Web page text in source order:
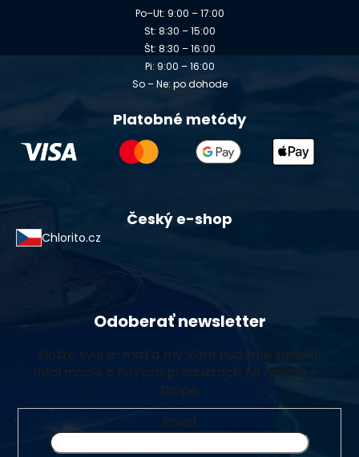
Po–Ut: 9:00 – 17:00
St: 8:30 – 15:00
Št: 8:30 – 16:00
Pi: 9:00 – 16:00
So – Ne: po dohode
Platobné metódy
Český e-shop
Chlorito.cz
Odoberať newsletter
Vložte svoj e-mail a my Vám budeme zasielať
informácie o nových produktoch na našom e-
shope.
Email